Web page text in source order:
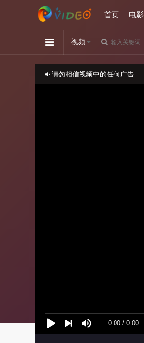
首页 电影
视频
请勿相信视频中的任何广告